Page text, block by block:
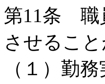
第11条 職
させること
（１）勤